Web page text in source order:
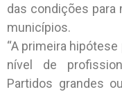
das condições
municípios.
“A primeira
nível de
Partidos grandes